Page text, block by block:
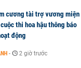
đạt mốc 40.000
tỷ đồng cổ
cương tài trợ vương miện
thi hoa hậu thông báo
động
- 2 giờ trước